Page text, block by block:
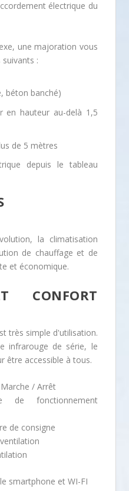
.
9
9
0
,
0
0
€
9
0
,
0
0
€
.
électrique du
une majoration vous
:
béton banché)
en hauteur au-delà 1,5
de 5 mètres
depuis le tableau
la climatisation
de chauffage et de
et économique.
CONFORT
très simple d'utilisation.
infrarouge de série, le
être accessible à tous.
/ Arrêt
fonctionnement
de consigne
smartphone et WI-FI